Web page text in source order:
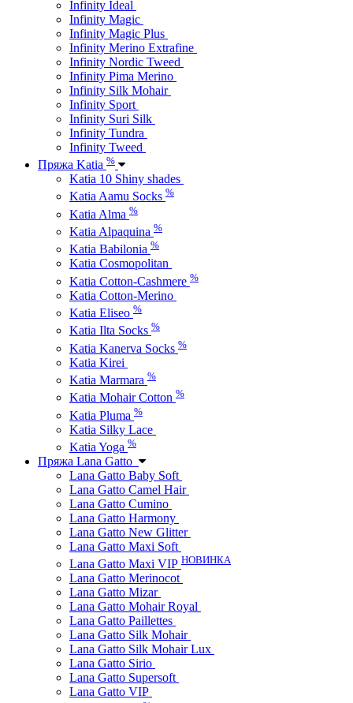
Infinity Ideal
Infinity Magic
Infinity Magic Plus
Infinity Merino Extrafine
Infinity Nordic Tweed
Infinity Pima Merino
Infinity Silk Mohair
Infinity Sport
Infinity Suri Silk
Infinity Tundra
Infinity Tweed
Пряжа Katia %
Katia 10 Shiny shades
Katia Aamu Socks %
Katia Alma %
Katia Alpaquina %
Katia Babilonia %
Katia Cosmopolitan
Katia Cotton-Cashmere %
Katia Cotton-Merino
Katia Eliseo %
Katia Ilta Socks %
Katia Kanerva Socks %
Katia Kirei
Katia Marmara %
Katia Mohair Cotton %
Katia Pluma %
Katia Silky Lace
Katia Yoga %
Пряжа Lana Gatto
Lana Gatto Baby Soft
Lana Gatto Camel Hair
Lana Gatto Cumino
Lana Gatto Harmony
Lana Gatto New Glitter
Lana Gatto Maxi Soft
Lana Gatto Maxi VIP НОВИНКА
Lana Gatto Merinocot
Lana Gatto Mizar
Lana Gatto Mohair Royal
Lana Gatto Paillettes
Lana Gatto Silk Mohair
Lana Gatto Silk Mohair Lux
Lana Gatto Sirio
Lana Gatto Supersoft
Lana Gatto VIP